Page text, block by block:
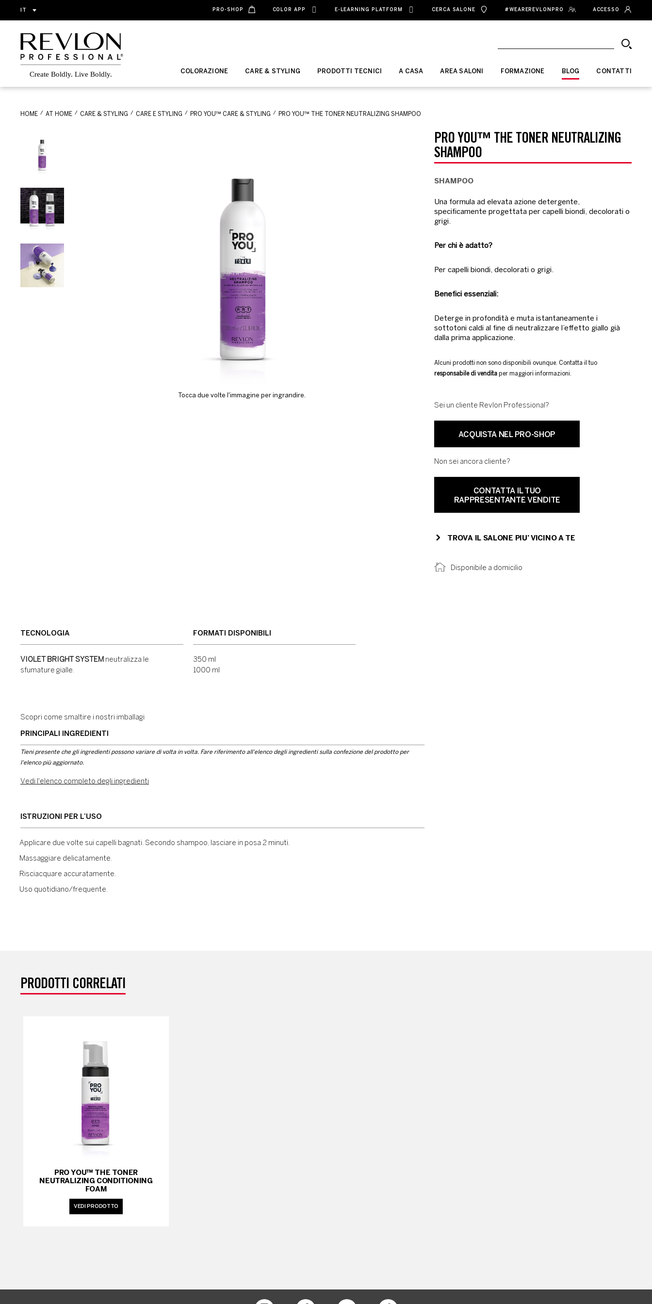
IT PRO-SHOP COLOR APP E-LEARNING PLATFORM CERCA SALONE #WEAREREVLONPRO ACCESSO
COLORAZIONE CARE & STYLING PRODOTTI TECNICI A CASA AREA SALONI FORMAZIONE BLOG CONTATTI
HOME AT HOME CARE & STYLING CARE E STYLING PRO YOU™ CARE & STYLING PRO YOU™ THE TONER NEUTRALIZING SHAMPOO
Tocca due volte l'immagine per ingrandire.
PRO YOU™ THE TONER NEUTRALIZING
SHAMPOO
SHAMPOO
Una formula ad elevata azione detergente,
specificamente progettata per capelli biondi, decolorati o
grigi.
Per chi è adatto?
Per capelli biondi, decolorati o grigi.
Benefici essenziali:
Deterge in profondità e muta istantaneamente i
sottotoni caldi al fine di neutralizzare l’effetto giallo già
dalla prima applicazione.
Alcuni prodotti non sono disponibili ovunque. Contatta il tuo
responsabile di venditaper maggiori informazioni.
Sei un cliente Revlon Professional?
ACQUISTA NEL PRO-SHOP
Non sei ancora cliente?
CONTATTA IL TUO
RAPPRESENTANTE VENDITE
TROVA IL SALONE PIU’ VICINO A TE
Disponibile a domicilio
TECNOLOGIA
VIOLET BRIGHT SYSTEM neutralizza le
sfumature gialle.
FORMATI DISPONIBILI
350 ml
1000 ml
Scopri come smaltire i nostri imballagi
PRINCIPALI INGREDIENTI
Tieni presente che gli ingredienti possono variare di volta in volta. Fare riferimento all'elenco degli ingredienti sulla confezione del prodotto per
l'elenco più aggiornato.
Vedi l'elenco completo degli ingredienti
ISTRUZIONI PER L’USO
Applicare due volte sui capelli bagnati. Secondo shampoo, lasciare in posa 2 minuti.
Massaggiare delicatamente.
Risciacquare accuratamente.
Uso quotidiano/frequente.
PRODOTTI CORRELATI
PRO YOU™ THE TONER
NEUTRALIZING CONDITIONING
FOAM
VEDI PRODOTTO